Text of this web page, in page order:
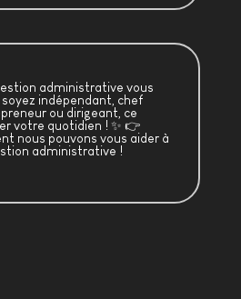
administrative vous
indépendant, chef
ou dirigeant, ce
votre quotidien ! ✨ 👉
nous pouvons vous aider à
administrative !